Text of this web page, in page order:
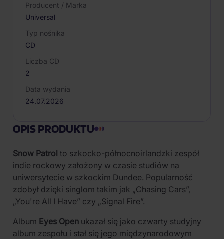
Producent / Marka
Universal
Typ nośnika
CD
Liczba CD
2
Data wydania
24.07.2026
OPIS PRODUKTU
Snow Patrol to szkocko-północnoirlandzki zespół
indie rockowy założony w czasie studiów na
uniwersytecie w szkockim Dundee. Popularność
zdobył dzięki singlom takim jak „Chasing Cars”,
„You're All I Have” czy „Signal Fire”.
Album Eyes Open ukazał się jako czwarty studyjny
album zespołu i stał się jego międzynarodowym